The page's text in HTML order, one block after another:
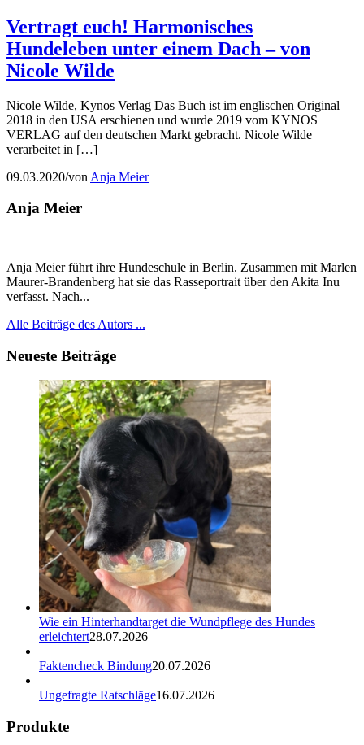
Vertragt euch! Harmonisches
Hundeleben unter einem Dach – von
Nicole Wilde
Nicole Wilde, Kynos Verlag Das Buch ist im englischen Original
2018 in den USA erschienen und wurde 2019 vom KYNOS
VERLAG auf den deutschen Markt gebracht. Nicole Wilde
verarbeitet in […]
09.03.2020/von Anja Meier
Anja Meier
Anja Meier führt ihre Hundeschule in Berlin. Zusammen mit Marlen
Maurer-Brandenberg hat sie das Rasseportrait über den Akita Inu
verfasst. Nach...
Alle Beiträge des Autors ...
Neueste Beiträge
Wie ein Hinterhandtarget die Wundpflege des Hundes
erleichtert28.07.2026
Faktencheck Bindung20.07.2026
Ungefragte Ratschläge16.07.2026
Produkte